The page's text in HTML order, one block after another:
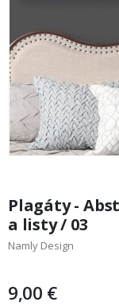
začiatok
galérie
obrázkov
Plagáty -
a listy / 03
Namly Design
9,00 €